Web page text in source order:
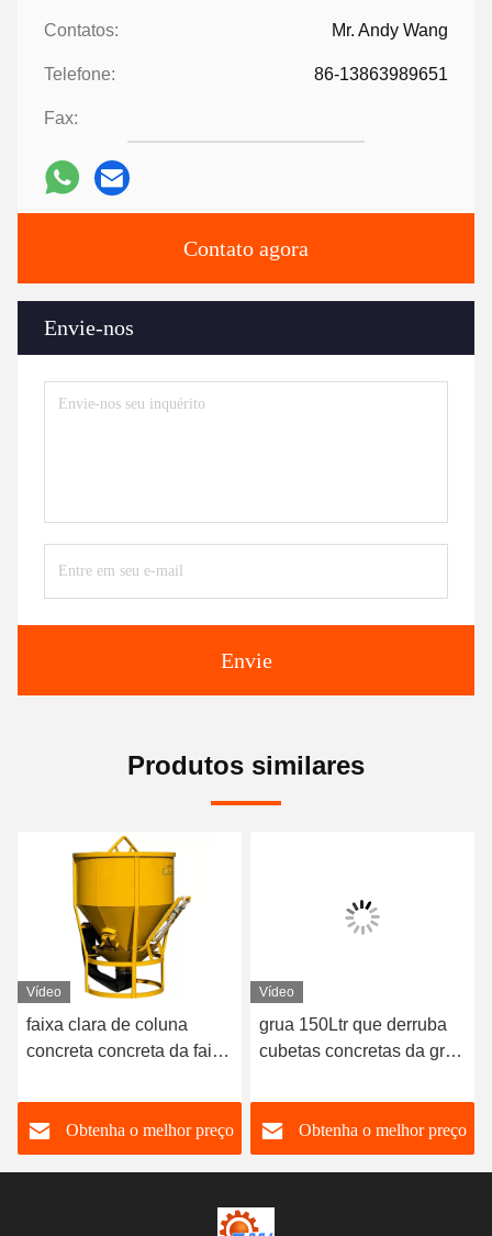
Contatos: Mr. Andy Wang
Telefone: 86-13863989651
Fax:
Contato agora
Envie-nos
Envie
Produtos similares
Vídeo
faixa clara de coluna
concreta concreta da faixa
com mangueira de
borrachaObtenha o melhor preço
Vídeo
grua 150Ltr que derruba
cubetas concretas da grua
Obtenha o melhor preço